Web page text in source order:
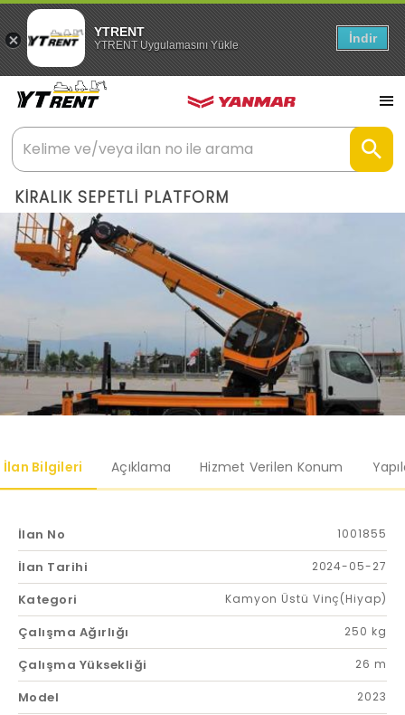
YTRENT
YTRENT Uygulamasını Yükle İndir
KİRALIK SEPETLİ PLATFORM
İlan Bilgileri Açıklama Hizmet Verilen Konum
İlan No 1001855
İlan Tarihi 2024-05-27
Kategori Kamyon Üstü Vinç(Hiyap)
Çalışma Ağırlığı 250 kg
Çalışma Yüksekliği 26 m
Model 2023